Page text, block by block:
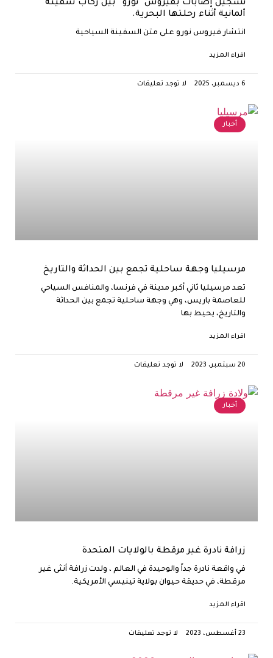
تسجيل إصابات بفيروس “نورو” بين ركّاب سفينة
ألمانية أثناء رحلتها البحرية.
انتشار فيروس نورو على متن السفينة السياحية
اقراء المزيد
6 ديسمبر، 2025 لا توجد تعليقات
أخبار
مرسيليا وجهة ساحلية تجمع بين الحداثة والتاريخ
تعد مرسيليا ثاني أكبر مدينة في فرنسا، والمنافس السياحي
للعاصمة باريس، وهي وجهة ساحلية تجمع بين الحداثة
والتاريخ، يحيط بها
اقراء المزيد
20 سبتمبر، 2023 لا توجد تعليقات
أخبار
زرافة نادرة غير مرقطة بالولايات المتحدة
في واقعة نادرة جداً والوحيدة في العالم ، ولدت زرافة أنثى غير
مرقطة، في حديقة حيوان بولاية تينيسي الأمريكية.
اقراء المزيد
23 أغسطس، 2023 لا توجد تعليقات